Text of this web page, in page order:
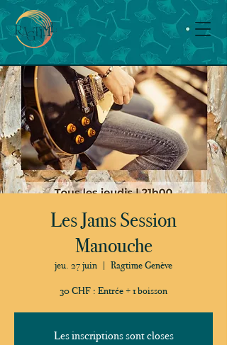
Les Jams Session
Manouche
jeu. 27 juin
  |
Ragtime Genève
30 CHF : Entrée + 1 boisson
Les inscriptions sont closes